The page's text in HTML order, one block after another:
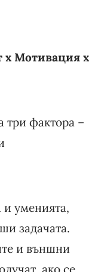
x Мотивация x
три фактора –
и уменията,
задачата.
и външни
ако се